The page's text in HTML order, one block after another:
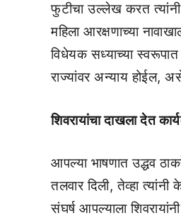
फुटीचा उल्लेख करत
महिला आरक्षणाच्या
विधेयक सध्याच्या
राज्यांवर अन्याय होईल,
शिवरायांचा दाखला देत
आपल्या भाषणात उद्धव
तलवार दिली, तेव्हा
संघर्ष आपल्याला